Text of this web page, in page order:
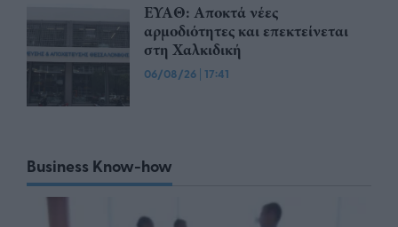
ΕΥΑΘ: Αποκτά νέες
αρμοδιότητες και επεκτείνεται
στη Χαλκιδική
06/08/26 | 17:41
Business Know-how